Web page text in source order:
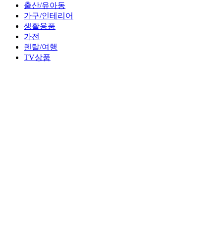
출산/유아동
가구/인테리어
생활용품
가전
렌탈/여행
TV상품